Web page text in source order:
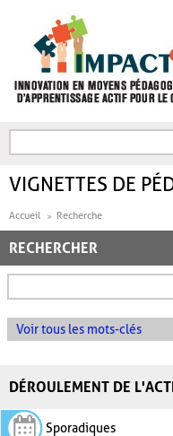
FORMULAIRE DE
VIGNETTES DE
Accueil Recherche
RECHERCHER
Voir tous les mots-clés
DÉROULEMENT DE
Sporadiques